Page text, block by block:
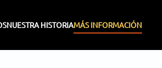
NUESTRA HISTORIAMÁS INFORMACIÓN